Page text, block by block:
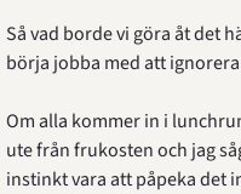
Så vad borde vi göra åt det
börja jobba med att
Om alla kommer in i
ute från frukosten och jag
instinkt vara att påpeka det